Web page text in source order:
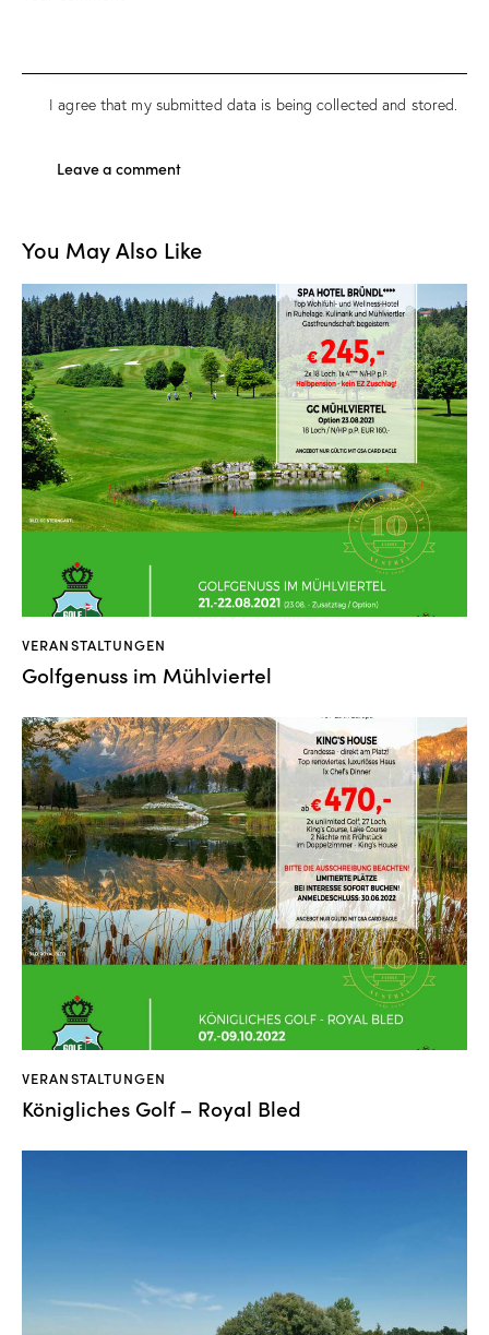
I agree that my submitted data is being collected and stored.
You May Also Like
VERANSTALTUNGEN
Golfgenuss im Mühlviertel
VERANSTALTUNGEN
Königliches Golf – Royal Bled